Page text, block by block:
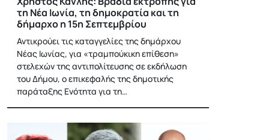
τη Νέα Ιωνία, τη δημοκρατία και τη
δήμαρχο η 15η Σεπτεμβρίου
Αντικρούει τις καταγγελίες της δημάρχου
Νέας Ιωνίας, για «τραμπούκικη επίθεση»
στελεχών της αντιπολίτευσης σε εκδήλωση
του Δήμου, ο επικεφαλής της δημοτικής
παράταξης Ενότητα για τη…